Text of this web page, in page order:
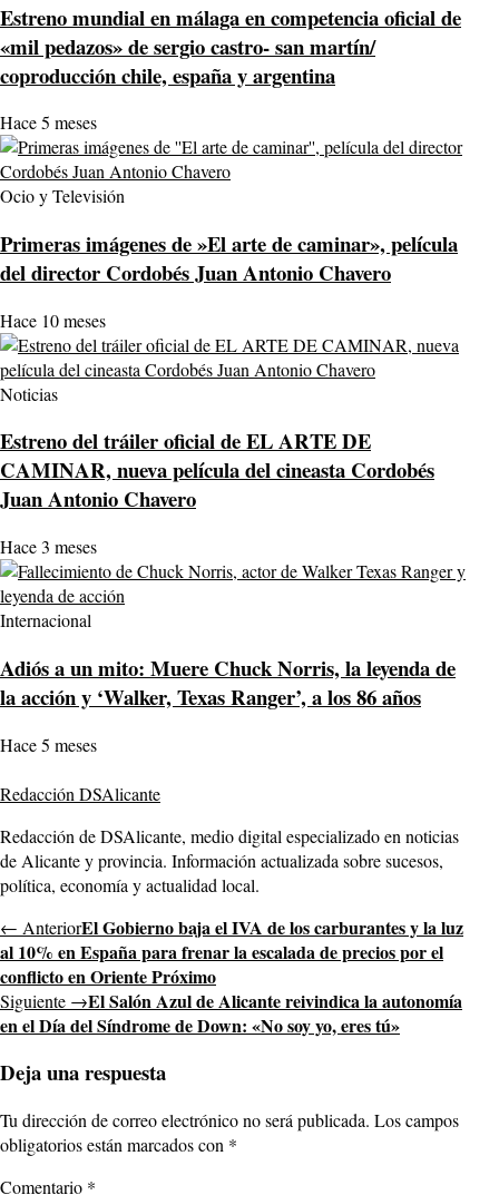
Estreno mundial en málaga en competencia oficial de
«mil pedazos» de sergio castro- san martín/
coproducción chile, españa y argentina
Hace 5 meses
Ocio y Televisión
Primeras imágenes de »El arte de caminar», película
del director Cordobés Juan Antonio Chavero
Hace 10 meses
Noticias
Estreno del tráiler oficial de EL ARTE DE
CAMINAR, nueva película del cineasta Cordobés
Juan Antonio Chavero
Hace 3 meses
Internacional
Adiós a un mito: Muere Chuck Norris, la leyenda de
la acción y ‘Walker, Texas Ranger’, a los 86 años
Hace 5 meses
Redacción DSAlicante
Redacción de DSAlicante, medio digital especializado en noticias
de Alicante y provincia. Información actualizada sobre sucesos,
política, economía y actualidad local.
← AnteriorEl Gobierno baja el IVA de los carburantes y la luz
al 10% en España para frenar la escalada de precios por el
conflicto en Oriente Próximo
Siguiente →El Salón Azul de Alicante reivindica la autonomía
en el Día del Síndrome de Down: «No soy yo, eres tú»
Deja una respuesta
Tu dirección de correo electrónico no será publicada. Los campos
obligatorios están marcados con *
Comentario *